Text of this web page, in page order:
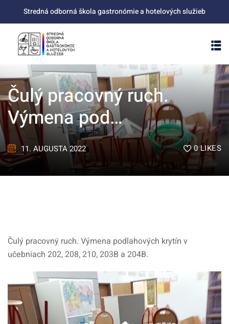
content
Stredná odborná škola gastronómie a hotelových služieb
Čulý pracovný ruch.
Výmena pod…
11. AUGUSTA 2022 0LIKES
Čulý pracovný ruch. Výmena podlahových krytín v
učebniach 202, 208, 210, 203B a 204B.